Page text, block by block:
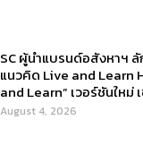
SC ผู้นำแบรนด์อสังหาฯ
แนวคิด Live and Learn
and Learn” เวอร์ชันให
August 4, 2026